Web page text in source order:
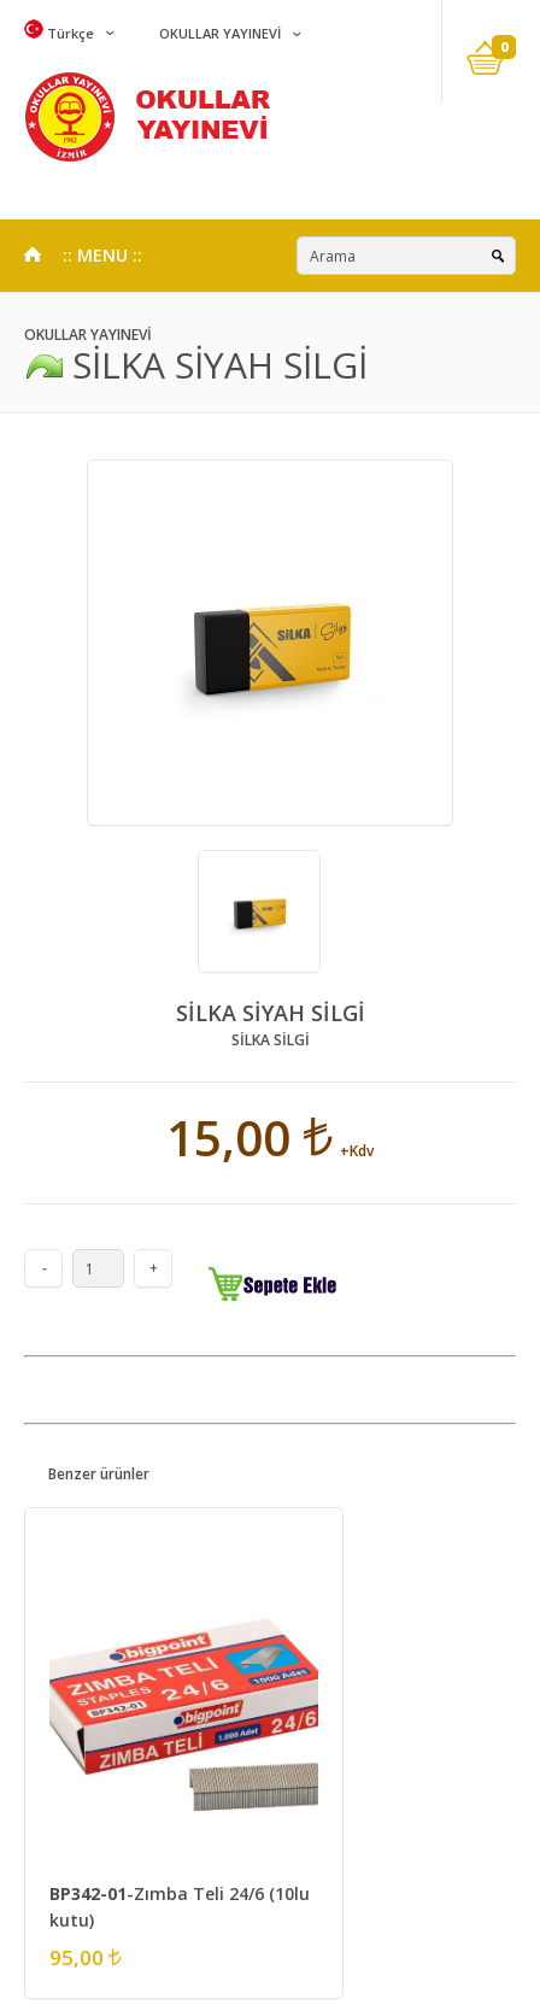
0
Türkçe OKULLAR YAYINEVİ
:: MENU ::
OKULLAR YAYINEVİ
SİLKA SİYAH SİLGİ
SİLKA SİYAH SİLGİ
SİLKA SİLGİ
15,00 +Kdv
Benzer ürünler
BP342-01-Zımba Teli 24/6 (10lu
kutu)
95,00